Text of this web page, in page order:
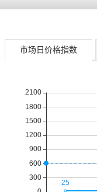
市场日价格指数